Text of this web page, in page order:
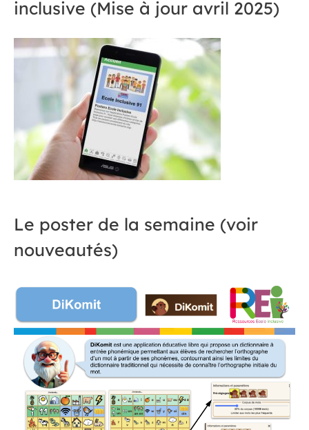
inclusive (Mise à jour avril 2025)
Le poster de la semaine (voir
nouveautés)